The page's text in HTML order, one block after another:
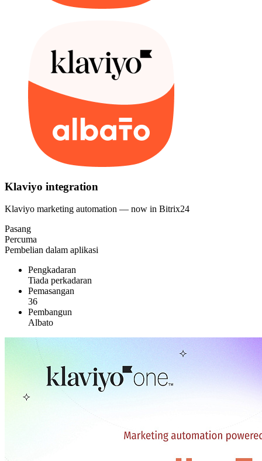
Klaviyo integration
Klaviyo marketing automation — now in Bitrix24
Pasang
Percuma
Pembelian dalam aplikasi
Pengkadaran
Tiada perkadaran
Pemasangan
36
Pembangun
Albato